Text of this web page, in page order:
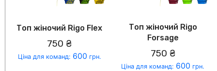
Топ жіночий Rigo Flex
750 ₴
Ціна для команд: 600 грн.
Топ жіночий Rigo
Forsage
750 ₴
Ціна для команд: 600 грн.